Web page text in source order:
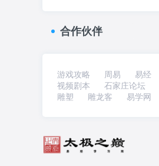
合作伙伴
游戏攻略 周易 易经
视频剧本
石家庄论坛
雕塑
雕龙客 易学网